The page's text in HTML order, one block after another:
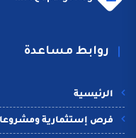
روابط مساعدة
الرئيسية
فرص إستثمارية